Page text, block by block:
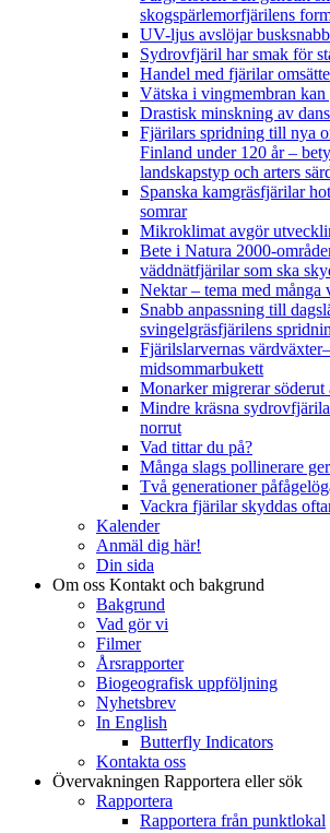
skogspärlemorfjärilens
UV-ljus avslöjar
Sydrovfjäril har smak för
Handel med fjärilar
Vätska i vingmembran
Drastisk minskning av
Fjärilars spridning till nya
Finland under 120 år–
landskapstyp och arters
Spanska kamgräsfjärilar
somrar
Mikroklimat avgör
Bete i Natura 2000-
väddnätfjärilar som ska
Nektar – tema med många
Snabb anpassning till
svingelgräsfjärilens
Fjärilslarvernas
midsommarbukett
Monarker migrerar söderut
Mindre kräsna
norrut
Vad tittar du på?
Många slags pollinerare
Två generationer
Vackra fjärilar skyddas
Kalender
Anmäl dig här!
Din sida
Om oss Kontakt och bakgrund
Bakgrund
Vad gör vi
Filmer
Årsrapporter
Biogeografisk uppföljning
Nyhetsbrev
In English
Butterfly Indicators
Kontakta oss
Övervakningen Rapportera eller sök
Rapportera
Rapportera från punktlokal